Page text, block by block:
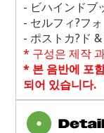
- ビハインドブ
- セルフィ?フ
- ポストカ? ド &
* 구성은 제작
* 본 음반에 포
되어 있습니다.